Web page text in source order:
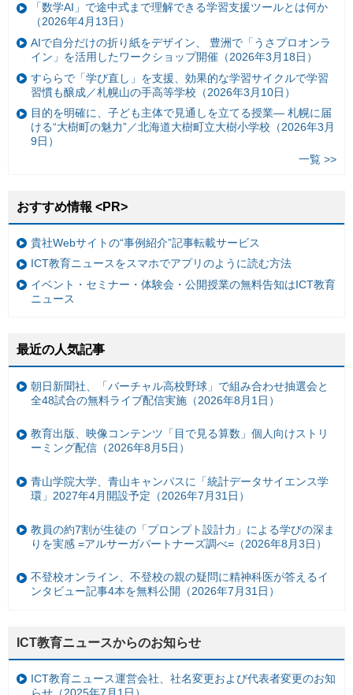
「数学AI」で途中式まで理解できる学習支援ツールとは何か
（2026年4月13日）
AIで自分だけの折り紙をデザイン、 豊洲で「うさプロオンラ
イン」を活用したワークショップ開催（2026年3月18日）
すららで「学び直し」を支援、効果的な学習サイクルで学習
習慣も醸成／札幌山の手高等学校（2026年3月10日）
目的を明確に、子ども主体で見通しを立てる授業— 札幌に届
ける“大樹町の魅力”／北海道大樹町立大樹小学校（2026年3月
9日）
一覧 >>
おすすめ情報 <PR>
貴社Webサイトの“事例紹介”記事転載サービス
ICT教育ニュースをスマホでアプリのように読む方法
イベント・セミナー・体験会・公開授業の無料告知はICT教育
ニュース
最近の人気記事
朝日新聞社、「バーチャル高校野球」で組み合わせ抽選会と
全48試合の無料ライブ配信実施（2026年8月1日）
教育出版、映像コンテンツ「目で見る算数」個人向けストリ
ーミング配信（2026年8月5日）
青山学院大学、青山キャンパスに「統計データサイエンス学
環」2027年4月開設予定（2026年7月31日）
教員の約7割が生徒の「プロンプト設計力」による学びの深ま
りを実感 =アルサーガパートナーズ調べ=（2026年8月3日）
不登校オンライン、不登校の親の疑問に精神科医が答えるイ
ンタビュー記事4本を無料公開（2026年7月31日）
ICT教育ニュースからのお知らせ
ICT教育ニュース運営会社、社名変更および代表者変更のお知